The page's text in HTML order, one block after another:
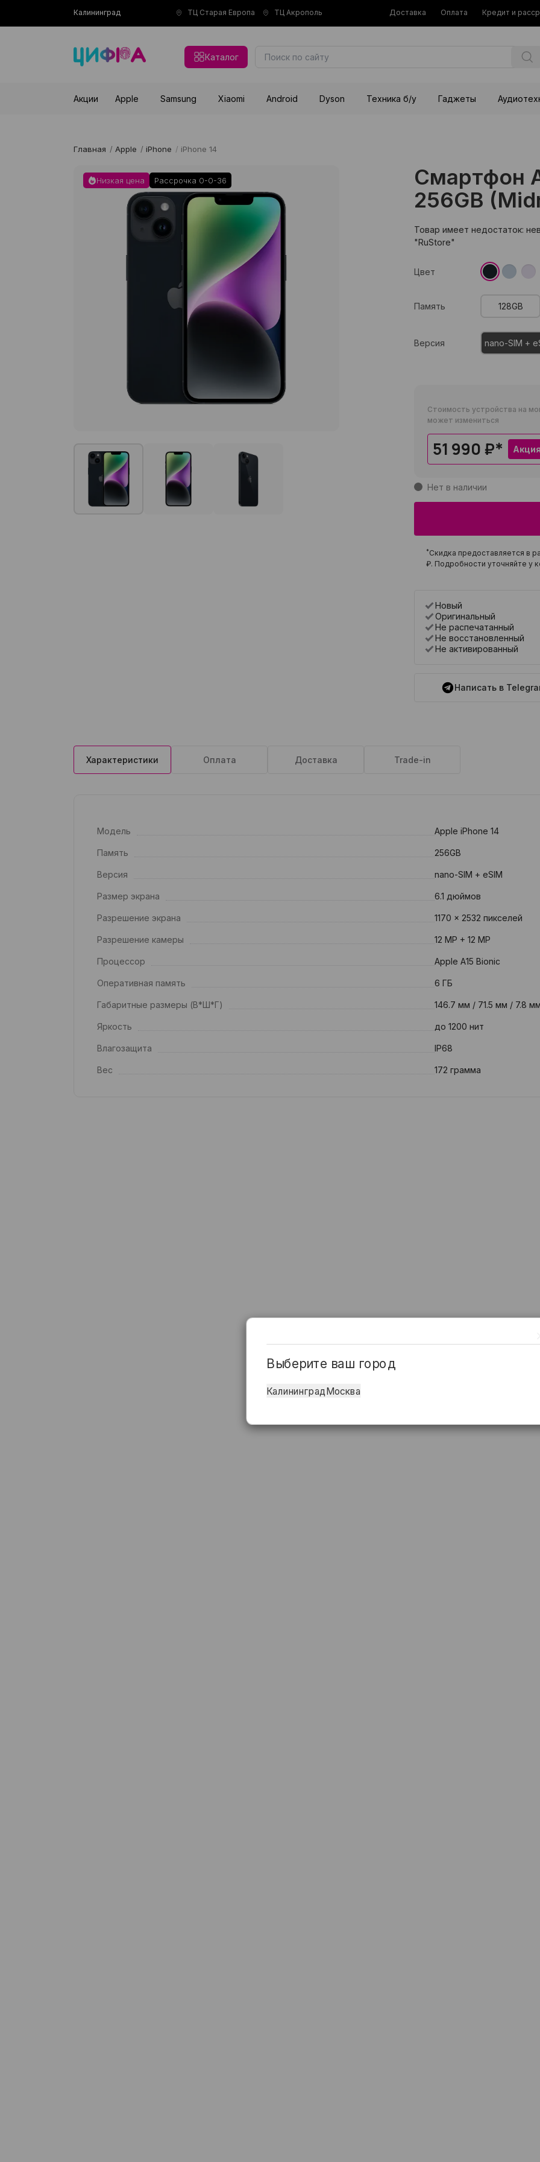
Калининград ТЦ Старая Европа ТЦ Акрополь Доставка Оплата Кредит и
Каталог
Акции Apple Samsung Xiaomi Android Dyson Техника б/у Гаджеты
Главная / Apple / iPhone / iPhone 14
Низкая цена Рассрочка 0-0-36
Смартфон
256GB
Товар имеет недостаток:
"RuStore"
Цвет
Память 128GB
Версия nano-SIM +
Стоимость устройства на
может измениться
51 990 ₽*
Нет в наличии
*Скидка предоставляется в
₽. Подробности уточняйте у
Новый
Оригинальный
Не распечатанный
Не восстановленный
Не активированный
Написать в
Характеристики Оплата Доставка Trade-in
Модель Apple iPhone 14
Память 256GB
Версия nano-SIM + eSIM
Размер экрана 6.1 дюймов
Разрешение экрана 1170 x 2532 пикселей
Разрешение камеры 12 MP + 12 MP
Процессор Apple A15 Bionic
Оперативная память 6 ГБ
Габаритные размеры (В*Ш*Г) 146.7 мм / 71.5 мм / 7.8
Яркость до 1200 нит
Влагозащита IP68
Вес 172 грамма
Выберите ваш город
КалининградМосква